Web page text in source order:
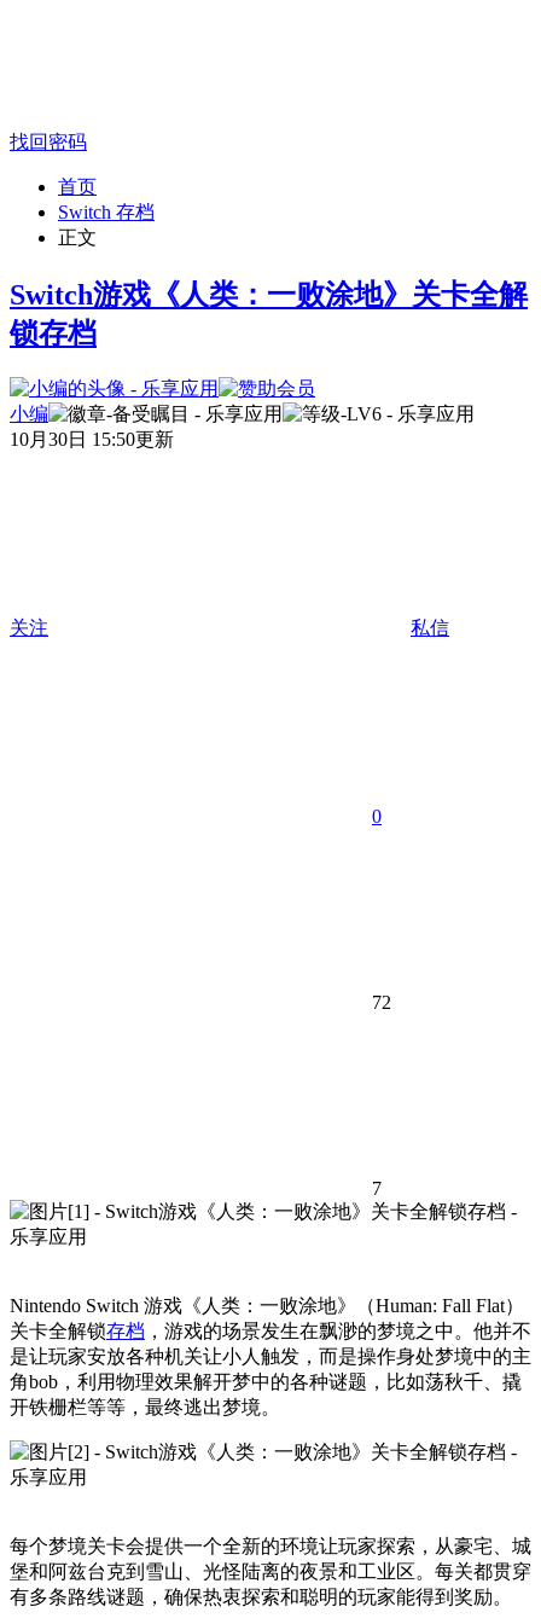
找回密码
首页
Switch 存档
正文
Switch游戏《人类：一败涂地》关卡全解
锁存档
小编
10月30日 15:50更新
关注 私信
0
72
7
Nintendo Switch 游戏《人类：一败涂地》（Human: Fall Flat）
关卡全解锁存档 ，游戏的场景发生在飘渺的梦境之中。他并不
是让玩家安放各种机关让小人触发，而是操作身处梦境中的主
角bob，利用物理效果解开梦中的各种谜题，比如荡秋千、撬
开铁栅栏等等，最终逃出梦境。
每个梦境关卡会提供一个全新的环境让玩家探索，从豪宅、城
堡和阿兹台克到雪山、光怪陆离的夜景和工业区。每关都贯穿
有多条路线谜题，确保热衷探索和聪明的玩家能得到奖励。